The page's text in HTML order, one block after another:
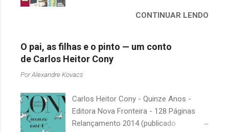
quando falamos de clássicos da
escritores brasileiros, somos forçados
a uma avaliação burocrática na escola e
acabamos adquirindo uma certa
antipatia a determinado livro ou autor
justamente o contrário. É surpreendente
como uma segunda visita a essas
obras, já em nossa maturidade, pode
CONTINUAR LENDO
O pai, as filhas e o pinto — um conto
de Carlos Heitor Cony
PorAlexandre Kovacs
Carlos Heitor Cony - Quinze Anos -
Editora Nova Fronteira - 128 Páginas
Relançamento 2014 (publicado